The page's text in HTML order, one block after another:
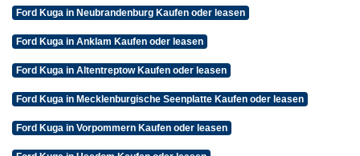
Ford Kuga in Neubrandenburg Kaufen oder leasen
Ford Kuga in Anklam Kaufen oder leasen
Ford Kuga in Altentreptow Kaufen oder leasen
Ford Kuga in Mecklenburgische Seenplatte Kaufen oder leasen
Ford Kuga in Vorpommern Kaufen oder leasen